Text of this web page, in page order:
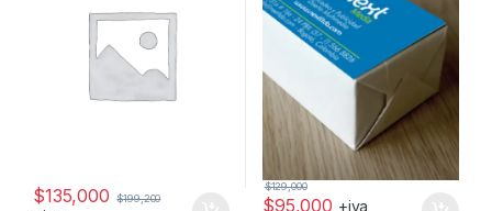
$135,000 $199,200 $95,000
$129,000
+iva